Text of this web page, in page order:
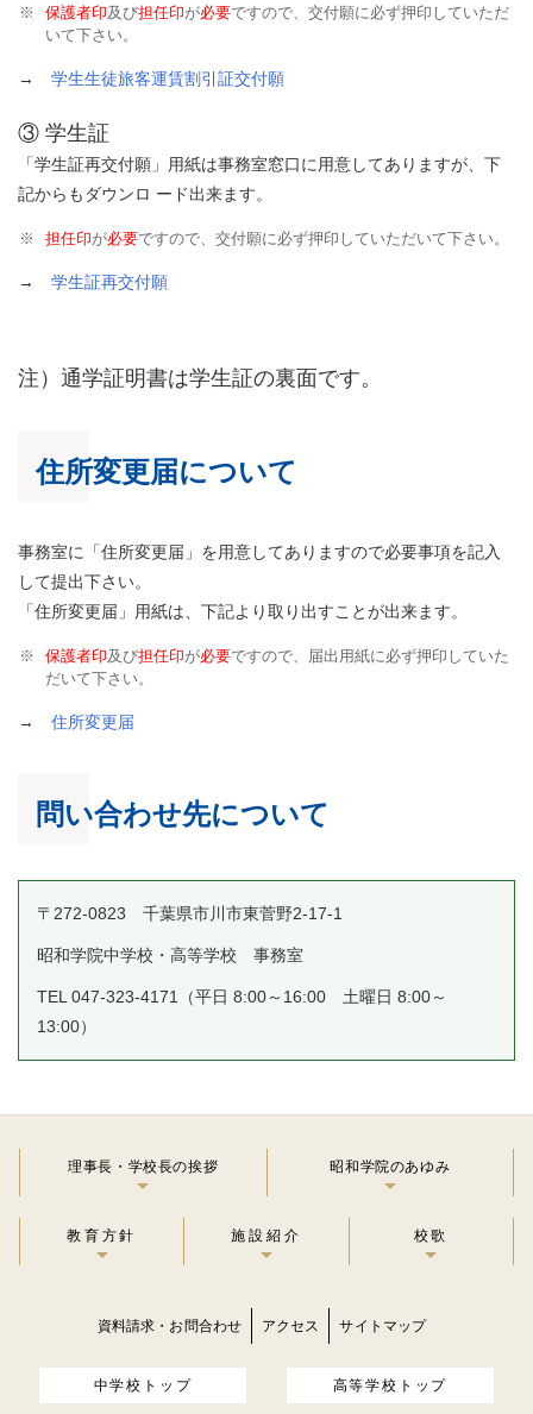
保護者印及び担任印が必要ですので、交付願に必ず押印していただ
いて下さい。
→ 学生生徒旅客運賃割引証交付願
③ 学生証
「学生証再交付願」用紙は事務室窓口に用意してありますが、下
記からもダウンロ ード出来ます。
担任印が必要ですので、交付願に必ず押印していただいて下さい。
→ 学生証再交付願
注）通学証明書は学生証の裏面です。
住所変更届について
事務室に「住所変更届」を用意してありますので必要事項を記入
して提出下さい。
「住所変更届」用紙は、下記より取り出すことが出来ます。
保護者印及び担任印が必要ですので、届出用紙に必ず押印していた
だいて下さい。
→ 住所変更届
問い合わせ先について
〒272-0823 千葉県市川市東菅野2-17-1
昭和学院中学校・高等学校 事務室
TEL 047-323-4171（平日 8:00～16:00 土曜日 8:00～
13:00）
理事長・学校長の挨拶 昭和学院のあゆみ
教育方針 施設紹介 校歌
資料請求・お問合わせ アクセス サイトマップ
中学校トップ 高等学校トップ